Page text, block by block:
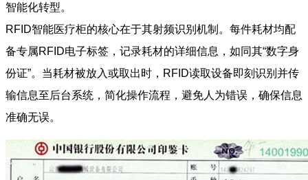
智能化转型。
RFID智能医疗柜的核心在于其射频识别机制。每件耗材均配
备专属RFID电子标签，记录耗材的详细信息，如同其“数字身
份证”。当耗材被放入或取出时，RFID读取设备即刻识别并传
输信息至后台系统，简化操作流程，避免人为错误，确保信息
准确无误。